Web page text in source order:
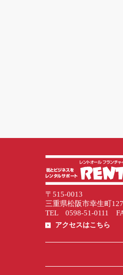
〒515-0013
三重県松阪市幸生町
TEL 0598-51-0111
アクセスはこちら